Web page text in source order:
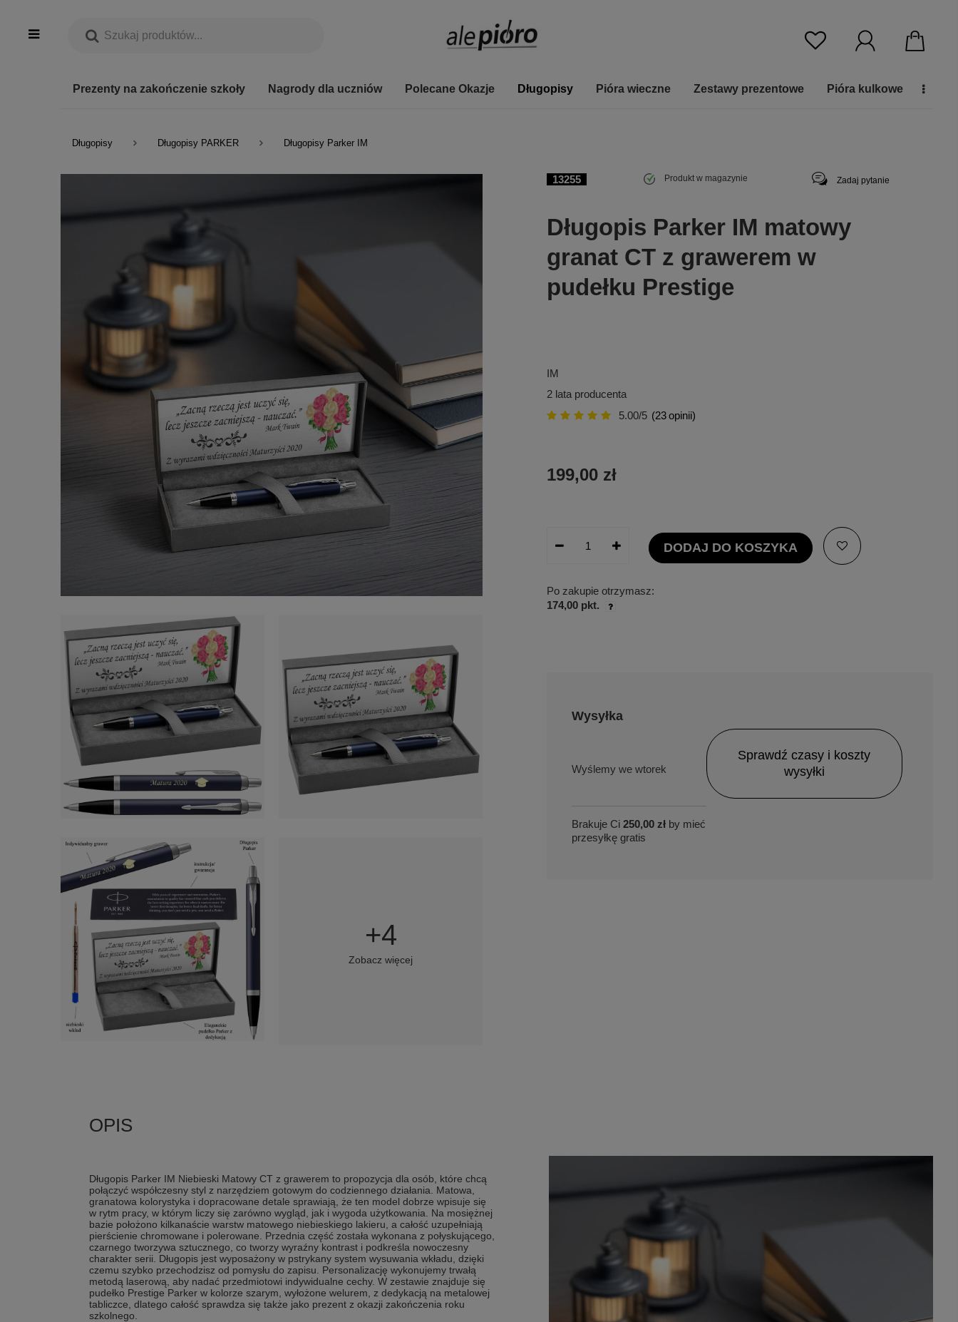
Prezenty na zakończenie szkoły Nagrody dla uczniów Polecane Okazje Długopisy Pióra wieczne Zestawy prezentowe Pióra kulkowe
Długopisy Długopisy PARKER Długopisy Parker IM
+4
Zobacz więcej
13255 Produkt w magazynie Zadaj pytanie
Długopis Parker IM matowy
granat CT z grawerem w
pudełku Prestige
IM
2 lata producenta
5.00/5 (23opinii)
199,00 zł
DODAJ DO KOSZYKA
Po zakupie otrzymasz:
174,00 pkt.
Wysyłka
we wtorek
Brakuje Ci 250,00 zł by mieć
przesyłkę gratis
Sprawdź czasy i koszty
wysyłki
Długopis Parker IM Niebieski Matowy CT z grawerem to propozycja dla osób, które chcą
połączyć współczesny styl z narzędziem gotowym do codziennego działania. Matowa,
granatowa kolorystyka i dopracowane detale sprawiają, że ten model dobrze wpisuje się
w rytm pracy, w którym liczy się zarówno wygląd, jak i wygoda użytkowania. Na mosiężnej
bazie położono kilkanaście warstw matowego niebieskiego lakieru, a całość uzupełniają
pierścienie chromowane i polerowane. Przednia część została wykonana z połyskującego,
czarnego tworzywa sztucznego, co tworzy wyraźny kontrast i podkreśla nowoczesny
charakter serii. Długopis jest wyposażony w pstrykany system wysuwania wkładu, dzięki
czemu szybko przechodzisz od pomysłu do zapisu. Personalizację wykonujemy trwałą
metodą laserową, aby nadać przedmiotowi indywidualne cechy. W zestawie znajduje się
pudełko Prestige Parker w kolorze szarym, wyłożone welurem, z dedykacją na metalowej
tabliczce, dlatego całość sprawdza się także jako prezent z okazji zakończenia roku
szkolnego.